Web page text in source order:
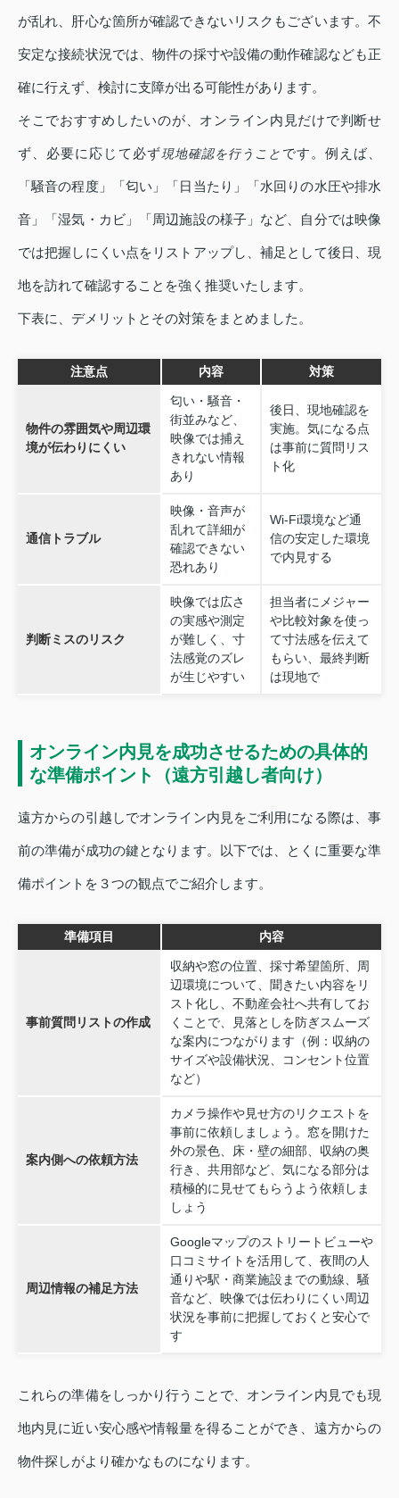
が乱れ、肝心な箇所が確認できないリスクもございます。不
安定な接続状況では、物件の採寸や設備の動作確認なども正
確に行えず、検討に支障が出る可能性があります。
そこでおすすめしたいのが、オンライン内見だけで判断せ
ず、必要に応じて必ず現地確認を行うこと です。例えば、
「騒音の程度」「匂い」「日当たり」「水回りの水圧や排水
音」「湿気・カビ」「周辺施設の様子」など、自分では映像
では把握しにくい点をリストアップし、補足として後日、現
地を訪れて確認することを強く推奨いたします。
下表に、デメリットとその対策をまとめました。
注意点 内容 対策
物件の雰囲気や周辺環
境が伝わりにくい
匂い・騒音・
街並みなど、
映像では捕え
きれない情報
あり
後日、現地確認を
実施。気になる点
は事前に質問リス
ト化
通信トラブル
映像・音声が
乱れて詳細が
確認できない
恐れあり
Wi‑Fi環境など通
信の安定した環境
で内見する
判断ミスのリスク
映像では広さ
の実感や測定
が難しく、寸
法感覚のズレ
が生じやすい
担当者にメジャー
や比較対象を使っ
て寸法感を伝えて
もらい、最終判断
は現地で
オンライン内見を成功させるための具体的
な準備ポイント（遠方引越し者向け）
遠方からの引越しでオンライン内見をご利用になる際は、事
前の準備が成功の鍵となります。以下では、とくに重要な準
備ポイントを３つの観点でご紹介します。
準備項目 内容
事前質問リストの作成
収納や窓の位置、採寸希望箇所、周
辺環境について、聞きたい内容をリ
スト化し、不動産会社へ共有してお
くことで、見落としを防ぎスムーズ
な案内につながります（例：収納の
サイズや設備状況、コンセント位置
など）
案内側への依頼方法
カメラ操作や見せ方のリクエストを
事前に依頼しましょう。窓を開けた
外の景色、床・壁の細部、収納の奥
行き、共用部など、気になる部分は
積極的に見せてもらうよう依頼しま
しょう
周辺情報の補足方法
Googleマップのストリートビューや
口コミサイトを活用して、夜間の人
通りや駅・商業施設までの動線、騒
音など、映像では伝わりにくい周辺
状況を事前に把握しておくと安心で
す
これらの準備をしっかり行うことで、オンライン内見でも現
地内見に近い安心感や情報量を得ることができ、遠方からの
物件探しがより確かなものになります。